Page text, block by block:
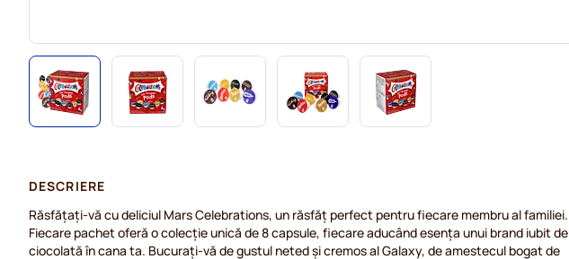
DESCRIERE
Răsfățați-vă cu deliciul Mars Celebrations, un răsfăț perfect pentru fiecare membru al familiei.
Fiecare pachet oferă o colecție unică de 8 capsule, fiecare aducând esența unui brand iubit de
ciocolată în cana ta. Bucurați-vă de gustul neted și cremos al Galaxy, de amestecul bogat de